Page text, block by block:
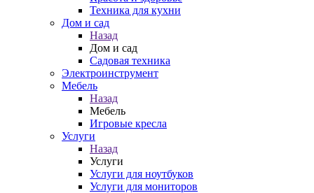
Техника для кухни
Дом и сад
Назад
Дом и сад
Садовая техника
Электроинструмент
Мебель
Назад
Мебель
Игровые кресла
Услуги
Назад
Услуги
Услуги для ноутбуков
Услуги для мониторов